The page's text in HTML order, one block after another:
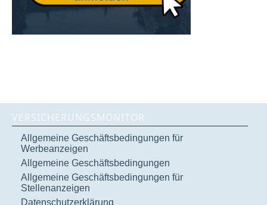
VERSICHERUNGSMONITOR
Allgemeine Geschäftsbedingungen für
Werbeanzeigen
Allgemeine Geschäftsbedingungen
Allgemeine Geschäftsbedingungen für
Stellenanzeigen
Datenschutzerklärung